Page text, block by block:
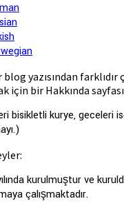
blog yazısından
için bir Hakkında
bisikletli kurye, geceleri
kurulmuştur ve
çalışmaktadır.